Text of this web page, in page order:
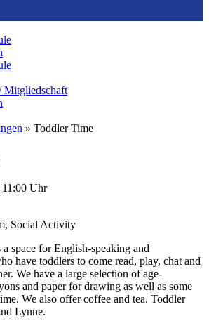
Mitgliedschaft
» Toddler Time
11:00 Uhr
Social Activity
space for English-speaking and
have toddlers to come read, play, chat and
We have a large selection of age-
and paper for drawing as well as some
We also offer coffee and tea. Toddler
Lynne.